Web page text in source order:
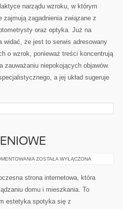
narządu wzroku, w którym
zajmują zagadnienia związane z
oraz optyka. Już na
widać, że jest to serwis adresowany
o wzrok, ponieważ treści koncentrują
niepokojących objawów.
a jej układ sugeruje
LISTWY
WYKOŃCZENIOWE
ZOSTAŁA WYŁĄCZONA
strona internetowa, która
domu i mieszkania. To
estetyka spotyka się z